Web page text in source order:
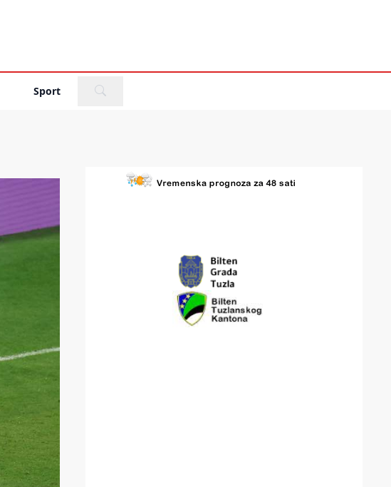
Sport